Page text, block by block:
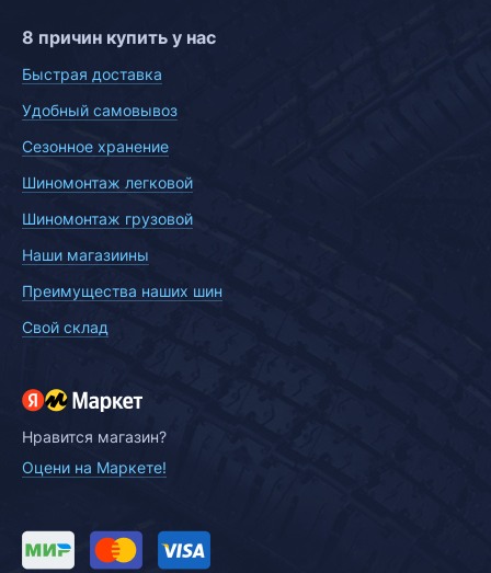
8 причин купить у нас
Быстрая доставка
Удобный самовывоз
Сезонное хранение
Шиномонтаж легковой
Шиномонтаж грузовой
Наши магазиины
Преимущества наших шин
Свой склад
Нравится магазин?
Оцени на Маркете!